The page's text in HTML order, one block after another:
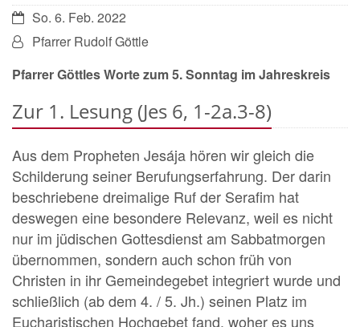
Datum:So. 6. Feb. 2022
Von:Pfarrer Rudolf Göttle
Pfarrer Göttles Worte zum 5. Sonntag im Jahreskreis
Zur 1. Lesung (Jes 6, 1-2a.3-8)
Aus dem Propheten Jesája hören wir gleich die
Schilderung seiner Berufungserfahrung. Der darin
beschriebene dreimalige Ruf der Serafim hat
deswegen eine besondere Relevanz, weil es nicht
nur im jüdischen Gottesdienst am Sabbatmorgen
übernommen, sondern auch schon früh von
Christen in ihr Gemeindegebet integriert wurde und
schließlich (ab dem 4. / 5. Jh.) seinen Platz im
Eucharistischen Hochgebet fand, woher es uns